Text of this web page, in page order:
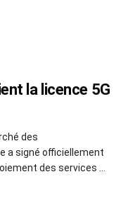
la licence 5G
des
a signé officiellement
des services ...